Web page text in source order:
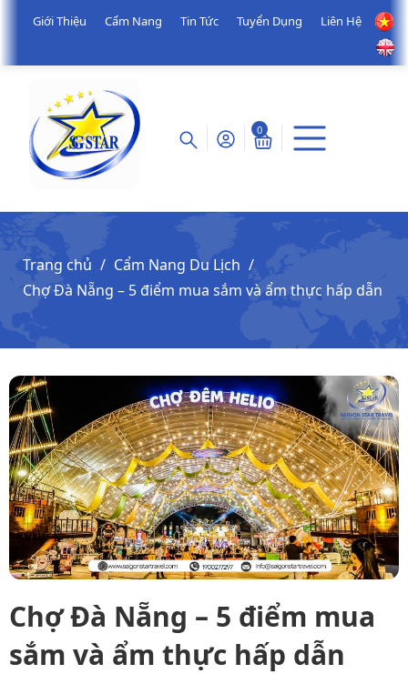
Giới Thiệu Cẩm Nang Tin Tức Tuyển Dụng Liên Hệ
0
Trang chủ
Cẩm Nang Du Lịch
Chợ Đà Nẵng – 5 điểm mua sắm và ẩm thực hấp dẫn
Chợ Đà Nẵng – 5 điểm mua
sắm và ẩm thực hấp dẫn